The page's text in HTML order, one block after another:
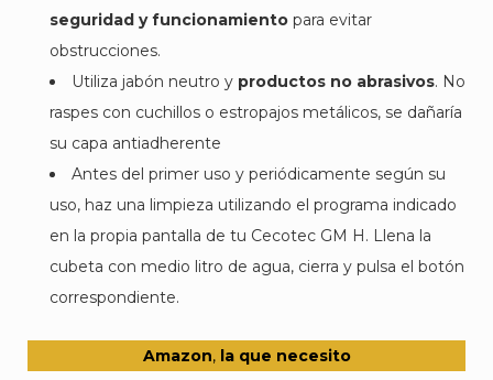
seguridad y funcionamiento para evitar
obstrucciones.
Utiliza jabón neutro y productos no abrasivos. No
raspes con cuchillos o estropajos metálicos, se dañaría
su capa antiadherente
Antes del primer uso y periódicamente según su
uso, haz una limpieza utilizando el programa indicado
en la propia pantalla de tu Cecotec GM H. Llena la
cubeta con medio litro de agua, cierra y pulsa el botón
correspondiente.
Amazon,la que necesito